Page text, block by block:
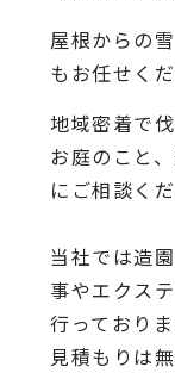
屋根からの
もお任せくだ
地域密着で
お庭のこと、
にご相談く
当社では造
事やエクス
行っており
見積もりは